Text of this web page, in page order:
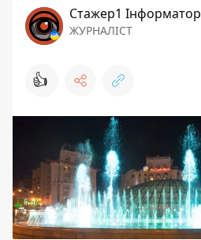
Стажер1 Інформатор
ЖУРНАЛІСТ
👍